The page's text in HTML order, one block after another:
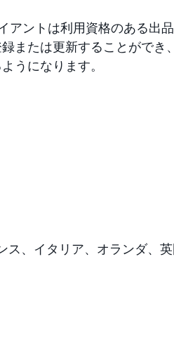
アントは利用資格のある出
または更新することができ
うになります。
ス、イタリア、オランダ、